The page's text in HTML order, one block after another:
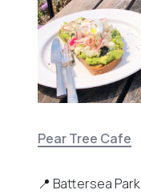
Pear Tree Cafe
📍 Battersea Park